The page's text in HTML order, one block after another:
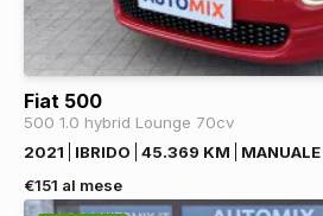
Fiat 500
500 1.0 hybrid Lounge 70cv
2021
IBRIDO 45.369 KM
MANUALE
€151 al mese